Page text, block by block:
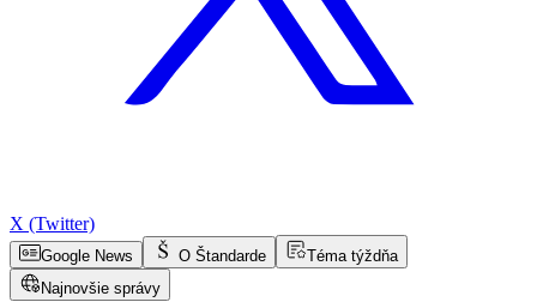
X (Twitter)
Google News O Štandarde
Téma týždňa
Najnovšie správy